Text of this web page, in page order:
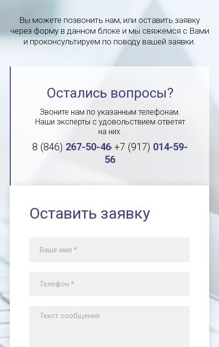
Вы можете позвонить нам, или оставить заявку
через форму в данном блоке и мы свяжемся с Вами
и проконсультируем по поводу вашей заявки.
Остались вопросы?
Звоните нам по указанным телефонам.
Наши эксперты с удовольствием ответят
на них.
8 (846) 267-50-46, +7 (917) 014-59-
56
Оставить заявку